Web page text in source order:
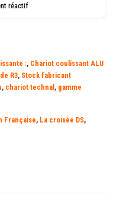
réactif
:, Chariot coulissant ALU
R3, Stock fabricant
, chariot technal , gamme
Française, La croisée DS,